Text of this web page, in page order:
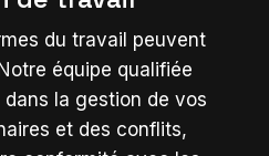
et analytiques, tout
continu dans le
de ces outils.